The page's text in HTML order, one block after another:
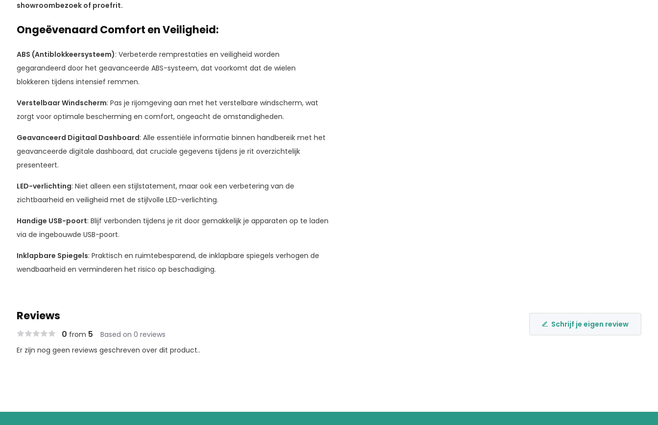
showroombezoek of proefrit.
Ongeëvenaard Comfort en Veiligheid:
ABS (Antiblokkeersysteem): Verbeterde remprestaties en veiligheid worden
gegarandeerd door het geavanceerde ABS-systeem, dat voorkomt dat de wielen
blokkeren tijdens intensief remmen.
Verstelbaar Windscherm: Pas je rijomgeving aan met het verstelbare windscherm, wat
zorgt voor optimale bescherming en comfort, ongeacht de omstandigheden.
Geavanceerd Digitaal Dashboard: Alle essentiële informatie binnen handbereik met het
geavanceerde digitale dashboard, dat cruciale gegevens tijdens je rit overzichtelijk
presenteert.
LED-verlichting: Niet alleen een stijlstatement, maar ook een verbetering van de
zichtbaarheid en veiligheid met de stijlvolle LED-verlichting.
Handige USB-poort: Blijf verbonden tijdens je rit door gemakkelijk je apparaten op te laden
via de ingebouwde USB-poort.
Inklapbare Spiegels: Praktisch en ruimtebesparend, de inklapbare spiegels verhogen de
wendbaarheid en verminderen het risico op beschadiging.
Reviews
0 from 5 Based on 0 reviews
Schrijf je eigen review
Er zijn nog geen reviews geschreven over dit product..